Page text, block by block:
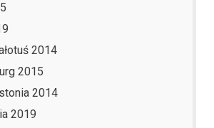
2014
2015
2014
2019